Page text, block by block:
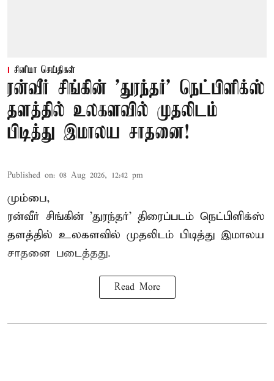
சினிமா செய்திகள்
ரன்வீர் சிங்கின் 'துரந்தர்' நெட்பிளிக்ஸ்
தளத்தில் உலகளவில் முதலிடம்
பிடித்து இமாலய சாதனை!
Published on: 08 Aug 2026, 12:42 pm
மும்பை,
ரன்வீர் சிங்கின் 'துரந்தர்' திரைப்படம் நெட்பிளிக்ஸ்
தளத்தில் உலகளவில் முதலிடம் பிடித்து இமாலய
சாதனை படைத்தது.
Read More